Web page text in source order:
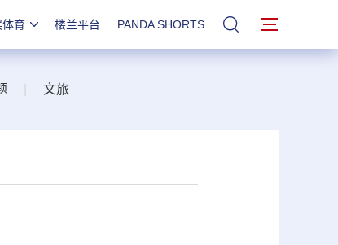
体育 楼兰平台 PANDA SHORTS 站内搜索
文旅